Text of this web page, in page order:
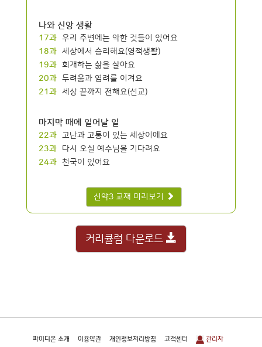
나와 신앙 생활
17과 우리 주변에는 악한 것들이 있어요
18과 세상에서 승리해요(영적생활)
19과 회개하는 삶을 살아요
20과 두려움과 염려를 이겨요
21과 세상 끝까지 전해요(선교)
마지막 때에 일어날 일
22과 고난과 고통이 있는 세상이에요
23과
다시 오실 예수님을 기다려요
24과
천국이 있어요
신약3 교재 미리보기
커리큘럼 다운로드
파이디온 소개 이용약관 개인정보처리방침 고객센터 관리자